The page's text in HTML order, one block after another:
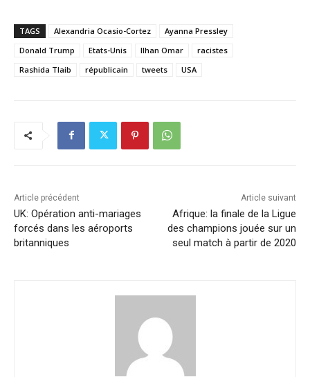
c
e
b
k
e
dI
at
s
A
p
ai
l
p
y
Li
k
ta
g
TAGS Alexandria Ocasio-Cortez
Ayanna Pressley
Donald Trump
Etats-Unis Ilhan Omar
racistes
Rashida Tlaib
républicain tweets USA
Article précédent
UK: Opération anti-mariages
forcés dans les aéroports
britanniques
Article suivant
Afrique: la finale de la Ligue
des champions jouée sur un
seul match à partir de 2020